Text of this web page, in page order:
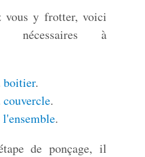
vous y frotter, voici
nécessaires à
boitier.
.
.
de ponçage, il